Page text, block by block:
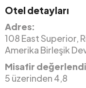
Otel detayları
Adres:
108 East Superior,
Amerika Birleşik
Misafir
5 üzerinden 4,8